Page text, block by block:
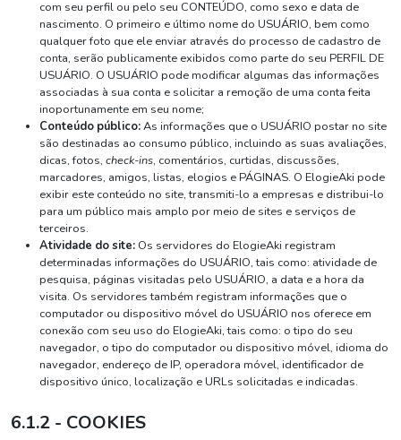
com seu perfil ou pelo seu CONTEÚDO, como sexo e data de
nascimento. O primeiro e último nome do USUÁRIO, bem como
qualquer foto que ele enviar através do processo de cadastro de
conta, serão publicamente exibidos como parte do seu PERFIL DE
USUÁRIO. O USUÁRIO pode modificar algumas das informações
associadas à sua conta e solicitar a remoção de uma conta feita
inoportunamente em seu nome;
Conteúdo público:As informações que o USUÁRIO postar no site
são destinadas ao consumo público, incluindo as suas avaliações,
dicas, fotos, check-ins, comentários, curtidas, discussões,
marcadores, amigos, listas, elogios e PÁGINAS. O ElogieAki pode
exibir este conteúdo no site, transmiti-lo a empresas e distribui-lo
para um público mais amplo por meio de sites e serviços de
terceiros.
Atividade do site: Os servidores do ElogieAki registram
determinadas informações do USUÁRIO, tais como: atividade de
pesquisa, páginas visitadas pelo USUÁRIO, a data e a hora da
visita. Os servidores também registram informações que o
computador ou dispositivo móvel do USUÁRIO nos oferece em
conexão com seu uso do ElogieAki, tais como: o tipo do seu
navegador, o tipo do computador ou dispositivo móvel, idioma do
navegador, endereço de IP, operadora móvel, identificador de
dispositivo único, localização e URLs solicitadas e indicadas.
6.1.2 - COOKIES